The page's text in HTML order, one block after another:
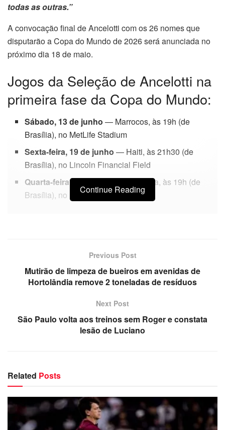
todas as outras.”
A convocação final de Ancelotti com os 26 nomes que
disputarão a Copa do Mundo de 2026 será anunciada no
próximo dia 18 de maio.
Jogos da Seleção de Ancelotti na
primeira fase da Copa do Mundo:
Sábado, 13 de junho — Marrocos, às 19h (de
Brasília), no MetLife Stadium
Sexta-feira, 19 de junho — Haiti, às 21h30 (de
Brasília), no Lincoln Financial Field
Quarta-feira, 24 de junho— Escócia, às 19h (de
Brasília), no Hard Rock Stadium
Continue Reading
Previous Post
Mutirão de limpeza de bueiros em avenidas de
Hortolândia remove 2 toneladas de resíduos
Next Post
São Paulo volta aos treinos sem Roger e constata
lesão de Luciano
Related Posts